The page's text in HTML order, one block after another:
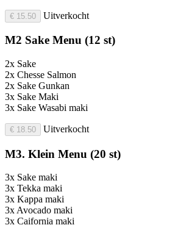
€ 15.50 Uitverkocht
M2 Sake Menu (12 st)
2x Sake
2x Chesse Salmon
2x Sake Gunkan
3x Sake Maki
3x Sake Wasabi maki
€ 18.50 Uitverkocht
M3. Klein Menu (20 st)
3x Sake maki
3x Tekka maki
3x Kappa maki
3x Avocado maki
3x Caifornia maki